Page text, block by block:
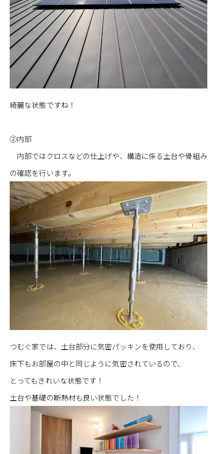
綺麗な状態ですね！
②内部
内部ではクロスなどの仕上げや、構造に係る土台や骨組み
の確認を行います。
つむぐ家では、土台部分に気密パッキンを使用しており、
床下もお部屋の中と同じように気密されているので、
とってもきれいな状態です！
土台や基礎の断熱材も良い状態でした！